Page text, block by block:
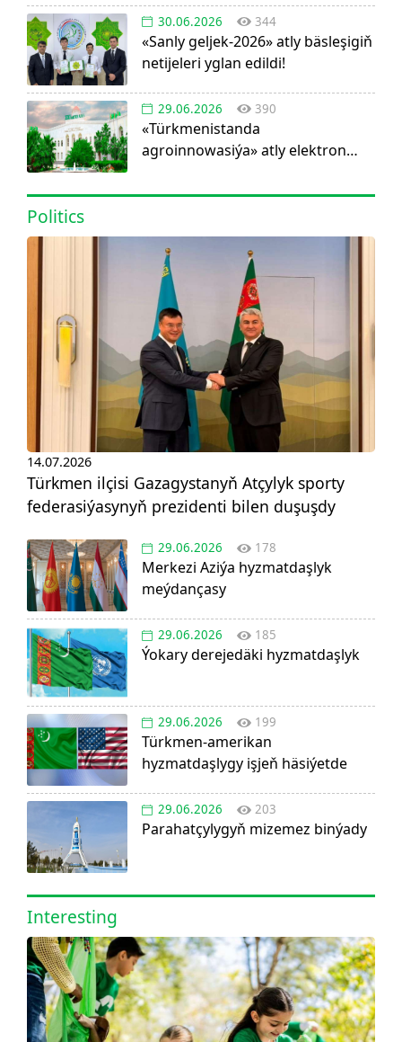
30.06.2026 344
«Sanly geljek-2026» atly bäsleşigiň
netijeleri yglan edildi!
29.06.2026 390
«Türkmenistanda
agroinnowasiýa» atly elektron
Politics
14.07.2026
Türkmen ilçisi Gazagystanyň Atçylyk sporty
federasiýasynyň prezidenti bilen duşuşdy
29.06.2026 178
Merkezi Aziýa hyzmatdaşlyk
meýdançasy
29.06.2026 185
Ýokary derejedäki hyzmatdaşlyk
29.06.2026 199
Türkmen-amerikan
hyzmatdaşlygy işjeň häsiýetde
29.06.2026 203
Parahatçylygyň mizemez binýady
Interesting